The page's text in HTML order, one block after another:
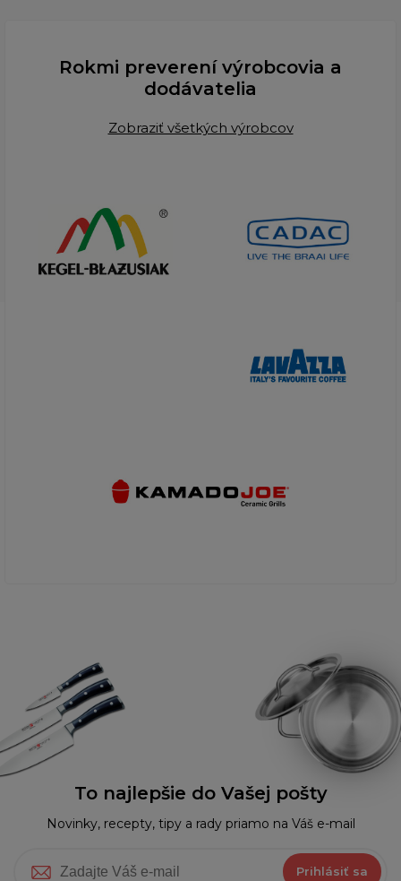
Rokmi preverení výrobcovia a
dodávatelia
Zobraziť všetkých výrobcov
To najlepšie do Vašej pošty
Novinky, recepty, tipy a rady priamo na Váš e-mail
Prihlásiť sa